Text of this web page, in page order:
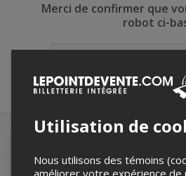
Merci de confirmer que
robot ci-
Détails de l'événement
Utilisation de
Nous utilisons des témoins
améliorer votre expérience de